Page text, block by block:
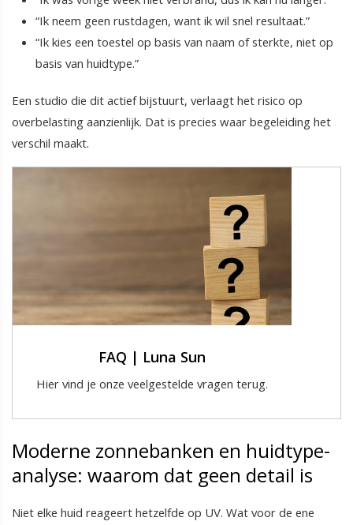
“Ik neem geen rustdagen, want ik wil snel resultaat.”
“Ik kies een toestel op basis van naam of sterkte, niet op
basis van huidtype.”
Een studio die dit actief bijstuurt, verlaagt het risico op
overbelasting aanzienlijk. Dat is precies waar begeleiding het
verschil maakt.
FAQ | Luna Sun
Hier vind je onze veelgestelde vragen terug.
Moderne zonnebanken en huidtype-
analyse: waarom dat geen detail is
Niet elke huid reageert hetzelfde op UV. Wat voor de ene